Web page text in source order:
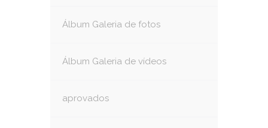
Álbum Galeria de fotos
Álbum Galeria de vídeos
aprovados